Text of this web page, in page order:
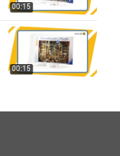
00:15
00:15